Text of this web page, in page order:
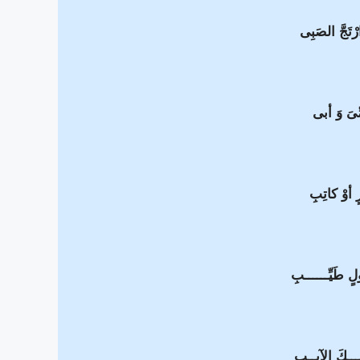
الصَبِى
وَ أبى
أوْ كاتِبِ
طَيِّــــــبِ
الآيِــبِ